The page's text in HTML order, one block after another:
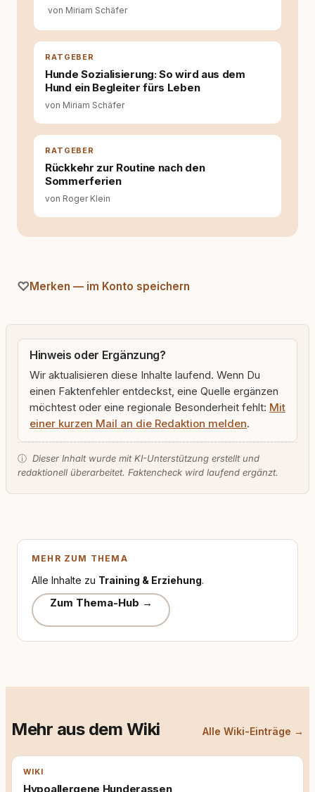
von Miriam Schäfer
RATGEBER
Hunde Sozialisierung: So wird aus dem
Hund ein Begleiter fürs Leben
von Miriam Schäfer
RATGEBER
Rückkehr zur Routine nach den
Sommerferien
von Roger Klein
Merken — im Konto speichern
Hinweis oder Ergänzung?
Wir aktualisieren diese Inhalte laufend. Wenn Du
einen Faktenfehler entdeckst, eine Quelle ergänzen
möchtest oder eine regionale Besonderheit fehlt: Mit
einer kurzen Mail an die Redaktion melden.
ⓘ Dieser Inhalt wurde mit KI-Unterstützung erstellt und
redaktionell überarbeitet. Faktencheck wird laufend ergänzt.
MEHR ZUM THEMA
Alle Inhalte zu Training & Erziehung.
Zum Thema-Hub →
Mehr aus dem Wiki Alle Wiki-Einträge →
WIKI
Hypoallergene Hunderassen